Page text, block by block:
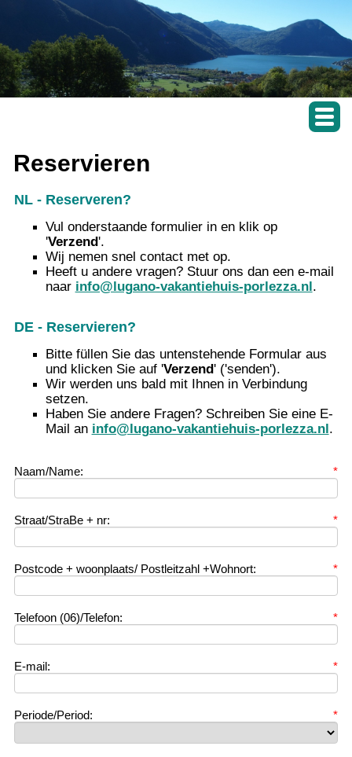
Reservieren
NL - Reserveren?
Vul onderstaande formulier in en klik op
'Verzend'.
Wij nemen snel contact met op.
Heeft u andere vragen? Stuur ons dan een e-mail
naar info@lugano-vakantiehuis-porlezza.nl.
DE - Reservieren?
Bitte füllen Sie das untenstehende Formular aus
und klicken Sie auf 'Verzend' ('senden').
Wir werden uns bald mit Ihnen in Verbindung
setzen.
Haben Sie andere Fragen? Schreiben Sie eine E-
Mail an info@lugano-vakantiehuis-porlezza.nl.
Naam/Name: *
Straat/StraBe + nr: *
Postcode + woonplaats/ Postleitzahl +Wohnort: *
Telefoon (06)/Telefon: *
E-mail: *
Periode/Period: *